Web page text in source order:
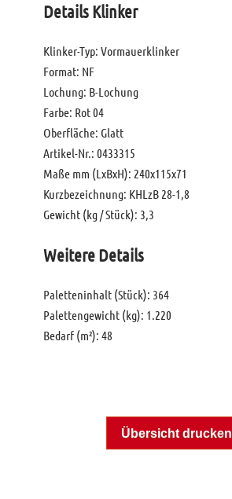
Details Klinker
Klinker-Typ: Vormauerklinker
Format: NF
Lochung: B-Lochung
Farbe: Rot 04
Oberfläche: Glatt
Artikel-Nr.: 0433315
Maße mm (LxBxH): 240x115x71
Kurzbezeichnung: KHLzB 28-1,8
Gewicht (kg / Stück): 3,3
Weitere Details
Paletteninhalt (Stück): 364
Palettengewicht (kg): 1.220
Bedarf (m²): 48
Übersicht drucken